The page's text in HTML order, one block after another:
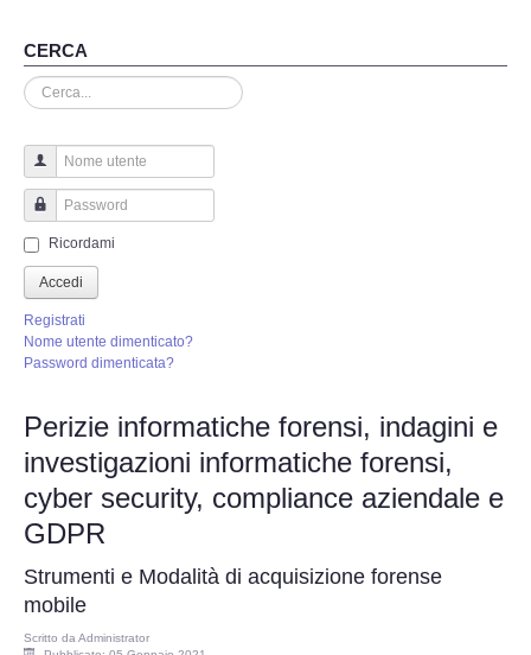
Perizia Cloud
Perizia E-mail
Perizia Truffa Banca e Online
Perizia Dash Cam
Perizia software spia
Perizia Controllo lavoratori
Perizia DVR
Perizia IoT e IIoT
Perizia Ransomware Malware
Perizia Incidente Stradale
CERCA
Cerca...
Nome utente
Password
Ricordami
Accedi
Registrati
Nome utente dimenticato?
Password dimenticata?
Perizie informatiche forensi, indagini e
investigazioni informatiche forensi,
cyber security, compliance aziendale e
GDPR
Strumenti e Modalità di acquisizione forense
mobile
Scritto da Administrator